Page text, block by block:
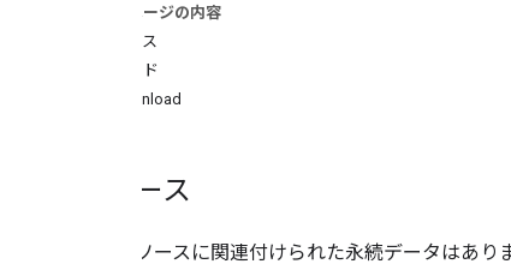
このページの内容
リソース
メソッド
download
リソース
このリソースに関連付けられた永続データはあり